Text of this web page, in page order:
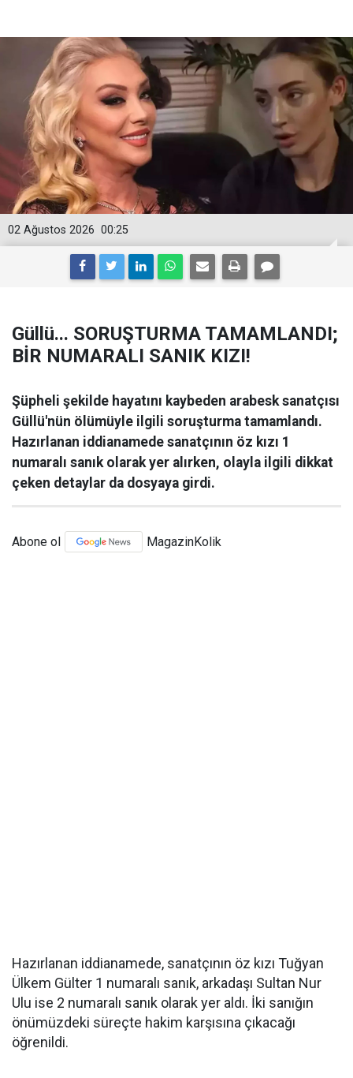
00:25
02 Ağustos 2026
Güllü... SORUŞTURMA TAMAMLANDI;
BİR NUMARALI SANIK KIZI!
Şüpheli şekilde hayatını kaybeden arabesk sanatçısı
Güllü'nün ölümüyle ilgili soruşturma tamamlandı.
Hazırlanan iddianamede sanatçının öz kızı 1
numaralı sanık olarak yer alırken, olayla ilgili dikkat
çeken detaylar da dosyaya girdi.
Abone ol MagazinKolik
Hazırlanan iddianamede, sanatçının öz kızı Tuğyan
Ülkem Gülter 1 numaralı sanık, arkadaşı Sultan Nur
Ulu ise 2 numaralı sanık olarak yer aldı. İki sanığın
önümüzdeki süreçte hakim karşısına çıkacağı
öğrenildi.